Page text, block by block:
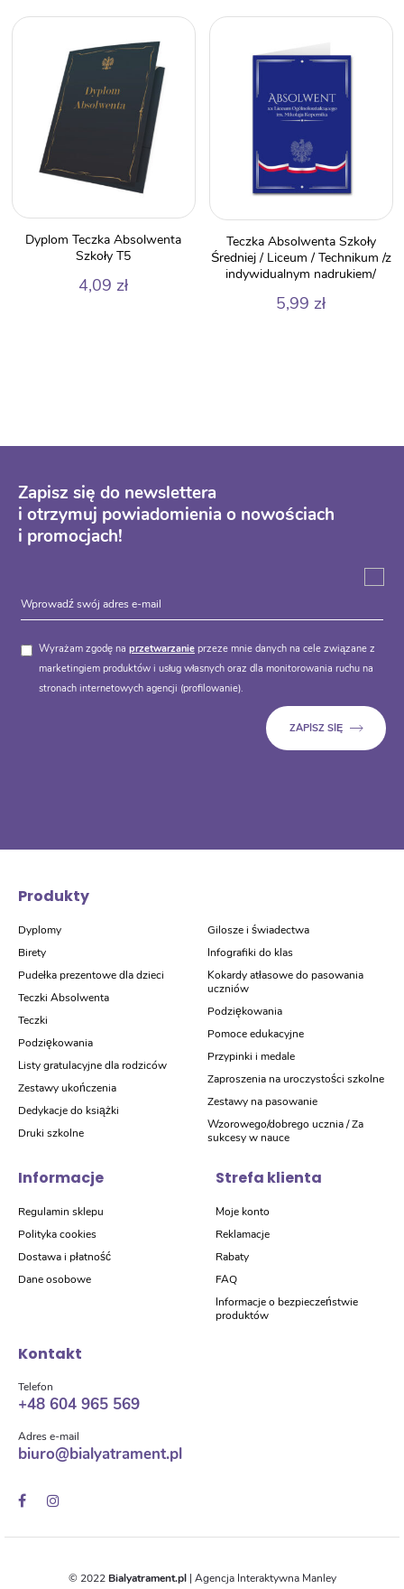
do
od
1,89
Dyplom Teczka Absolwenta
Szkoły T5
4,09 zł
Teczka Absolwenta Szkoły
Średniej / Liceum / Technikum /z
indywidualnym nadrukiem/
5,99 zł
Zapisz się do newslettera
i otrzymuj powiadomienia o nowościach
i promocjach!
Wyrażam zgodę na przetwarzanie przeze mnie danych na cele związane z
marketingiem produktów i usług własnych oraz dla monitorowania ruchu na
stronach internetowych agencji (profilowanie).
Produkty
Dyplomy
Birety
Pudełka prezentowe dla dzieci
Teczki Absolwenta
Teczki
Podziękowania
Listy gratulacyjne dla rodziców
Zestawy ukończenia
Dedykacje do książki
Druki szkolne
Gilosze i świadectwa
Infografiki do klas
Kokardy atłasowe do pasowania
uczniów
Podziękowania
Pomoce edukacyjne
Przypinki i medale
Zaproszenia na uroczystości szkolne
Zestawy na pasowanie
Wzorowego/dobrego ucznia / Za
sukcesy w nauce
Informacje
Regulamin sklepu
Polityka cookies
Dostawa i płatność
Dane osobowe
Strefa klienta
Moje konto
Reklamacje
Rabaty
FAQ
Informacje o bezpieczeństwie
produktów
Kontakt
Telefon
+48 604 965 569
Adres e-mail
biuro@bialyatrament.pl
© 2022 Bialyatrament.pl| Agencja Interaktywna Manley